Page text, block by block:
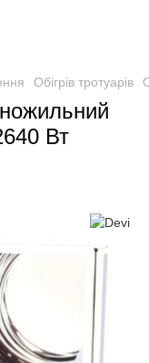
Обігрів тротуарів
Вт